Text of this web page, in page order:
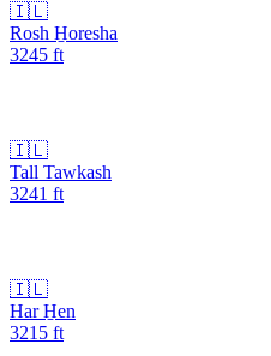
🇮🇱
Rosh H̱oresha
3245 ft
🇮🇱
Tall Tawkash
3241 ft
🇮🇱
Har H̱en
3215 ft